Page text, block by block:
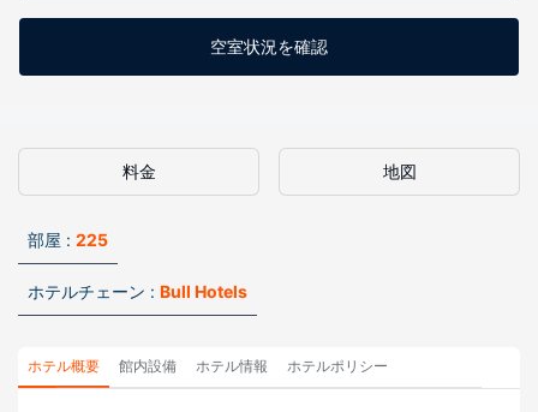
空室状況を確認
料金 地図
部屋 : 225
ホテルチェーン : Bull Hotels
ホテル概要 館内設備 ホテル情報 ホテルポリシー